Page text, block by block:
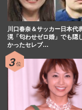
川口春奈＆サッカー日本代
滉「匂わせゼロ婚」でも隠
かったセレブ…